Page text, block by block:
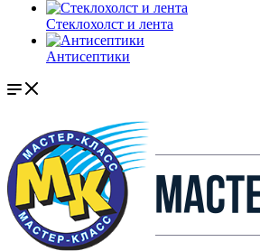
Стеклохолст и лента
Антисептики